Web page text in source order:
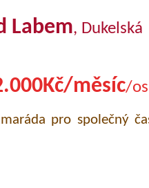
Labem, Dukelská
měsíc/
pro společný